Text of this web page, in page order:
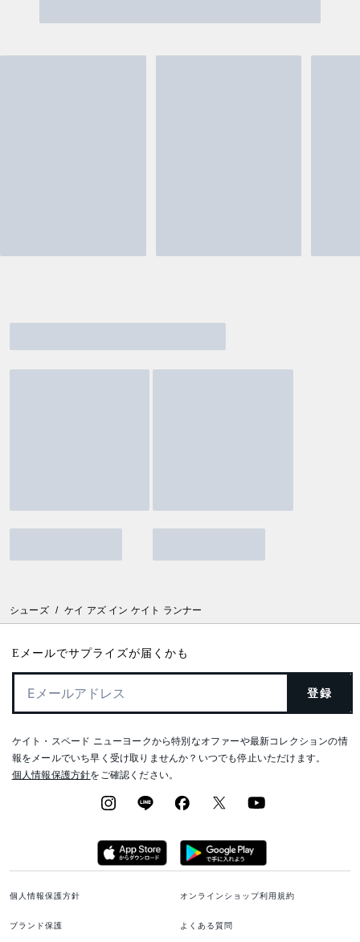
シューズ / ケイ アズ イン ケイト ランナー
Eメールでサプライズが届くかも
登録
ケイト・スペード ニューヨークから特別なオファーや最新コレクションの情
報をメールでいち早く受け取りませんか？いつでも停止いただけます。
個人情報保護方針をご確認ください。
個人情報保護方針 オンラインショップ利用規約
ブランド保護 よくある質問